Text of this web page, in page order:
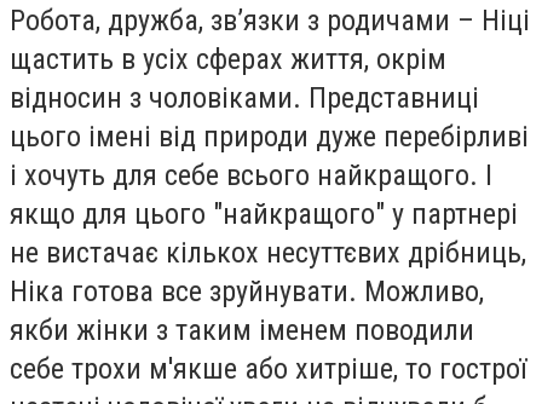
Робота, дружба, зв’язки з родичами – Ніці
щастить в усіх сферах життя, окрім
відносин з чоловіками. Представниці
цього імені від природи дуже перебірливі
і хочуть для себе всього найкращого. І
якщо для цього "найкращого" у партнері
не вистачає кількох несуттєвих дрібниць,
Ніка готова все зруйнувати. Можливо,
якби жінки з таким іменем поводили
себе трохи м'якше або хитріше, то гострої